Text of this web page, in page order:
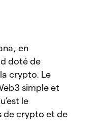
en
doté de
crypto. Le
simple et
le
de crypto et de